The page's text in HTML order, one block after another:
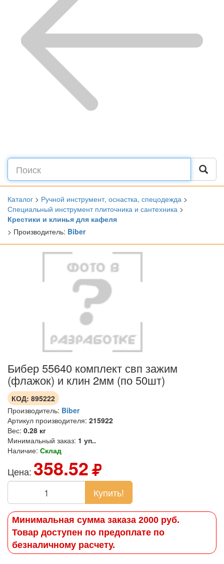
Каталог > Ручной инструмент, оснастка, спецодежда >
Специальный инструмент плиточника и сантехника >
Крестики и клинья для кафеля
> Производитель: Biber
Бибер 55640 комплект свп зажим
(флажок) и клин 2мм (по 50шт)
КОД: 895222
Производитель: Biber
Артикул производителя: 215922
Вес: 0.28 кг
Минимальный заказ: 1 уп..
Наличие: Склад
Цена: 358.52
Купить!
Минимальная сумма заказа 2000 руб.
Товар доступен по предоплате по
безналичному расчету.